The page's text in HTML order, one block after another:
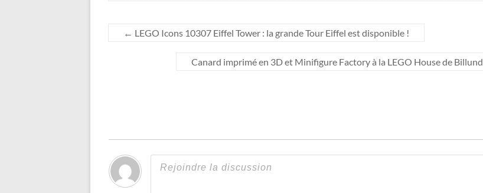
← LEGO Icons 10307 Eiffel Tower : la grande Tour Eiffel est disponible !
Canard imprimé en 3D et Minifigure Factory à la LEGO House de Billund